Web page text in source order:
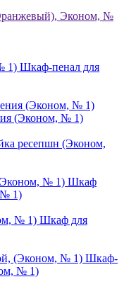
Эконом, №
Шкаф-пенал для
(Эконом, № 1)
ресепшн (Эконом,
Шкаф
№ 1)
Шкаф для
Шкаф-
№ 1)